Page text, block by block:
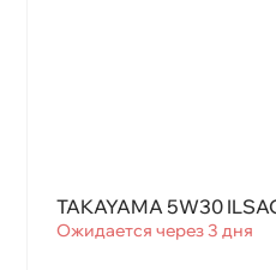
TAKAYAMA 5W30
Ожидается через 3 дня